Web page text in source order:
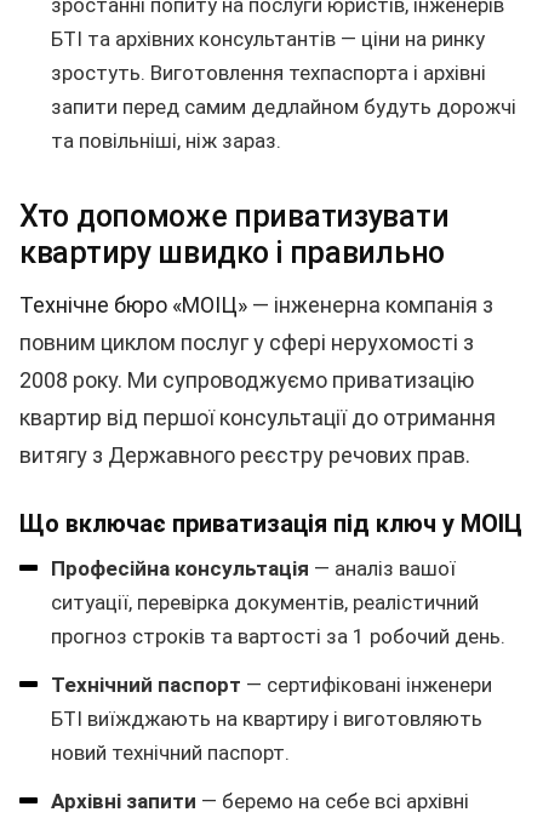
зростанні попиту на послуги юристів, інженерів
БТІ та архівних консультантів — ціни на ринку
зростуть. Виготовлення техпаспорта і архівні
запити перед самим дедлайном будуть дорожчі
та повільніші, ніж зараз.
Хто допоможе приватизувати
квартиру швидко і правильно
Технічне бюро «МОІЦ» — інженерна компанія з
повним циклом послуг у сфері нерухомості з
2008 року. Ми супроводжуємо приватизацію
квартир від першої консультації до отримання
витягу з Державного реєстру речових прав.
Що включає приватизація під ключ у МОІЦ
Професійна консультація — аналіз вашої
ситуації, перевірка документів, реалістичний
прогноз строків та вартості за 1 робочий день.
Технічний паспорт — сертифіковані інженери
БТІ виїжджають на квартиру і виготовляють
новий технічний паспорт.
Архівні запити — беремо на себе всі архівні